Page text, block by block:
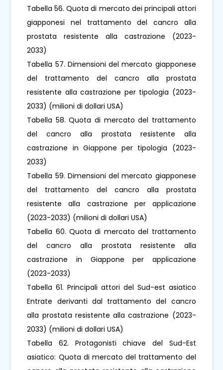
Tabella 56. Quota di mercato dei principali attori
giapponesi nel trattamento del cancro alla
prostata resistente alla castrazione (2023-
2033)
Tabella 57. Dimensioni del mercato giapponese
del trattamento del cancro alla prostata
resistente alla castrazione per tipologia (2023-
2033) (milioni di dollari USA)
Tabella 58. Quota di mercato del trattamento
del cancro alla prostata resistente alla
castrazione in Giappone per tipologia (2023-
2033)
Tabella 59. Dimensioni del mercato giapponese
del trattamento del cancro alla prostata
resistente alla castrazione per applicazione
(2023-2033) (milioni di dollari USA)
Tabella 60. Quota di mercato del trattamento
del cancro alla prostata resistente alla
castrazione in Giappone per applicazione
(2023-2033)
Tabella 61. Principali attori del Sud-est asiatico
Entrate derivanti dal trattamento del cancro
alla prostata resistente alla castrazione (2023-
2033) (milioni di dollari USA)
Tabella 62. Protagonisti chiave del Sud-Est
asiatico: Quota di mercato del trattamento del